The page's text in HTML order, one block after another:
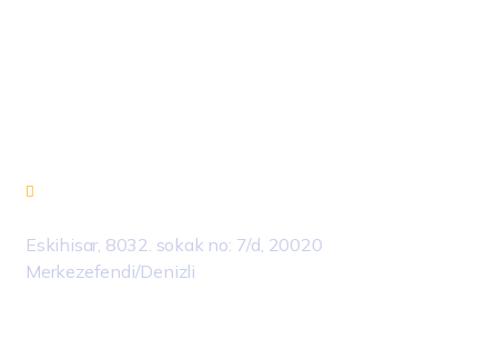
Eskihisar, 8032. sokak no: 7/d, 20020
Merkezefendi/Denizli